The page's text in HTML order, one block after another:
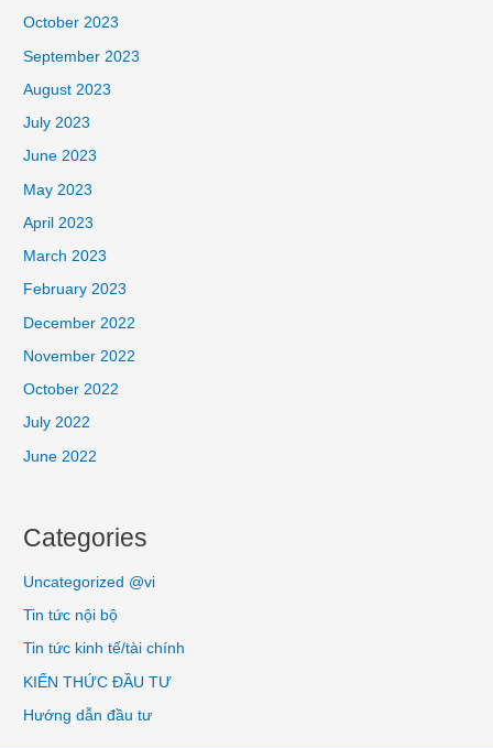
October 2023
September 2023
August 2023
July 2023
June 2023
May 2023
April 2023
March 2023
February 2023
December 2022
November 2022
October 2022
July 2022
June 2022
Categories
Uncategorized @vi
Tin tức nội bộ
Tin tức kinh tế/tài chính
KIẾN THỨC ĐẦU TƯ
Hướng dẫn đầu tư